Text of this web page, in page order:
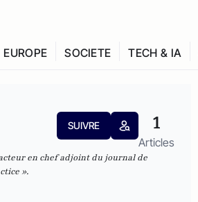
EUROPE SOCIETE TECH & IA
SUIVRE 1
Articles
en chef adjoint du journal de
».